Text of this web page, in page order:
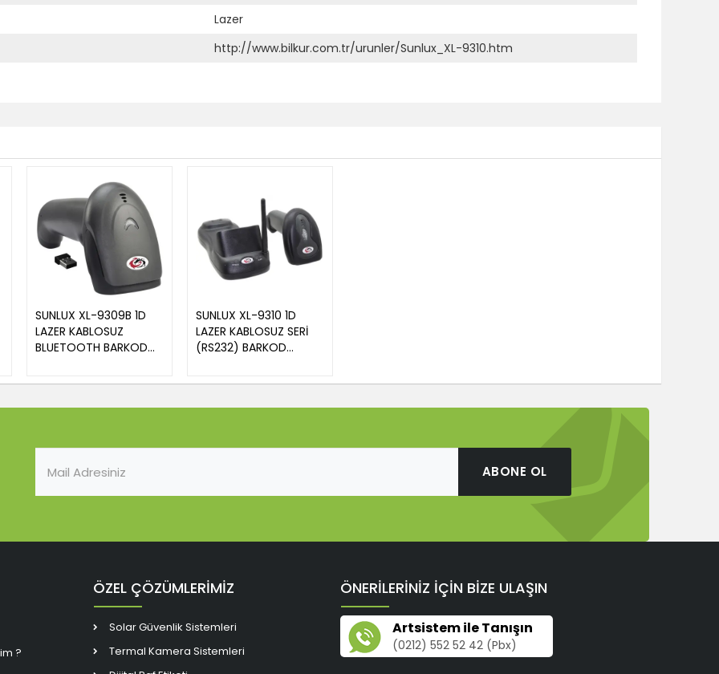
Lazer
http://www.bilkur.com.tr/urunler/Sunlux_XL-9310.htm
SUNLUX XL-9309B 1D
LAZER KABLOSUZ
BLUETOOTH BARKOD
SUNLUX XL-9310 1D
LAZER KABLOSUZ SERİ
(RS232) BARKOD
ABONE OL
?
ÖZEL ÇÖZÜMLERİMİZ
Solar Güvenlik Sistemleri
Termal Kamera Sistemleri
ÖNERİLERİNİZ İÇİN BİZE ULAŞIN
Artsistem ile Tanışın
(0212) 552 52 42 (Pbx)